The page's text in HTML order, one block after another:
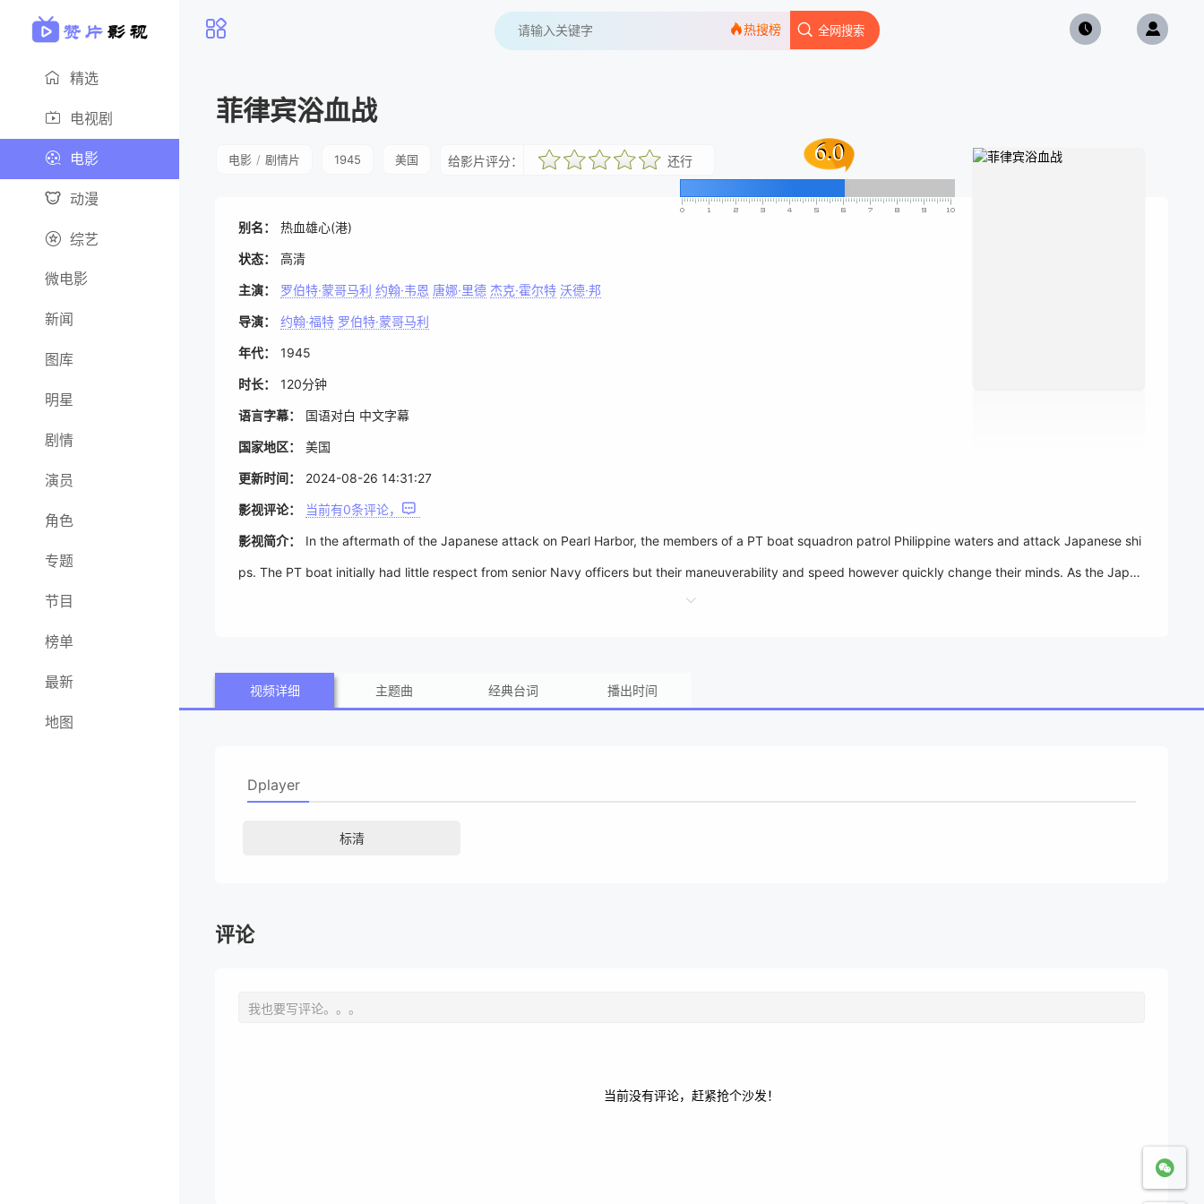
精选
电视剧
电影
动漫
综艺
微电影
新闻
图库
明星
剧情
演员
角色
专题
节目
榜单
最新
地图
全网搜索
热搜榜
6.0
6.0
菲律宾浴血战
电影 / 剧情片 1945 美国 给影片评分：
很差较差还行 推荐力荐 还行
别名： 热血雄心(港)
状态： 高清
主演： 罗伯特·蒙哥马利 约翰·韦恩 唐娜·里德 杰克·霍尔特 沃德·邦
导演： 约翰·福特 罗伯特·蒙哥马利
年代： 1945
时长： 120分钟
语言字幕： 国语对白 中文字幕
国家地区： 美国
更新时间： 2024-08-26 14:31:27
影视评论： 当前有0条评论，
影视简介： In the aftermath of the Japanese attack on Pearl Harbor, the members of a PT boat squadron patrol Philippine waters and attack Japanese shi
ps. The PT boat initially had little respect from senior Navy officers but their maneuverability and speed however quickly change their minds. As the Japan
ese advance across the Philippines, the PT boats become essential in evacuating the se...
视频详细 主题曲 经典台词 播出时间
Dplayer
标清
评论
当前没有评论，赶紧抢个沙发！